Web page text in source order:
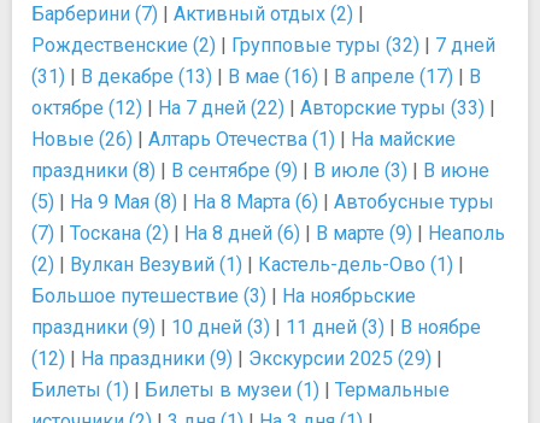
Барберини (7) | Активный отдых (2) |
Рождественские (2) | Групповые туры (32) | 7 дней
(31) | В декабре (13) | В мае (16) | В апреле (17) | В
октябре (12) | На 7 дней (22) | Авторские туры (33) |
Новые (26) | Алтарь Отечества (1) | На майские
праздники (8) | В сентябре (9) | В июле (3) | В июне
(5) | На 9 Мая (8) | На 8 Марта (6) | Автобусные туры
(7) | Тоскана (2) | На 8 дней (6) | В марте (9) | Неаполь
(2) | Вулкан Везувий (1) | Кастель-дель-Ово (1) |
Большое путешествие (3) | На ноябрьские
праздники (9) | 10 дней (3) | 11 дней (3) | В ноябре
(12) | На праздники (9) | Экскурсии 2025 (29) |
Билеты (1) | Билеты в музеи (1) | Термальные